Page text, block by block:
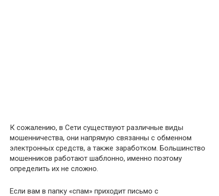
К сожалению, в Сети существуют различные виды
мошенничества, они напрямую связанны с обменном
электронных средств, а также заработком. Большинство
мошенников работают шаблонно, именно поэтому
определить их не сложно.
Если вам в папку «спам» приходит письмо с